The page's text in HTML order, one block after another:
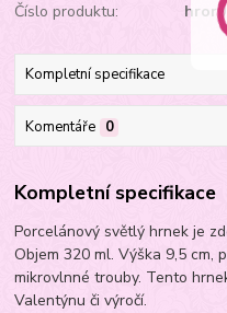
Číslo produktu:
Kompletní specifikace
Komentáře 0
Kompletní specifikace
Porcelánový světlý hrnek je
Objem 320 ml. Výška 9,5 cm,
mikrovlnné trouby. Tento
Valentýnu či výročí.